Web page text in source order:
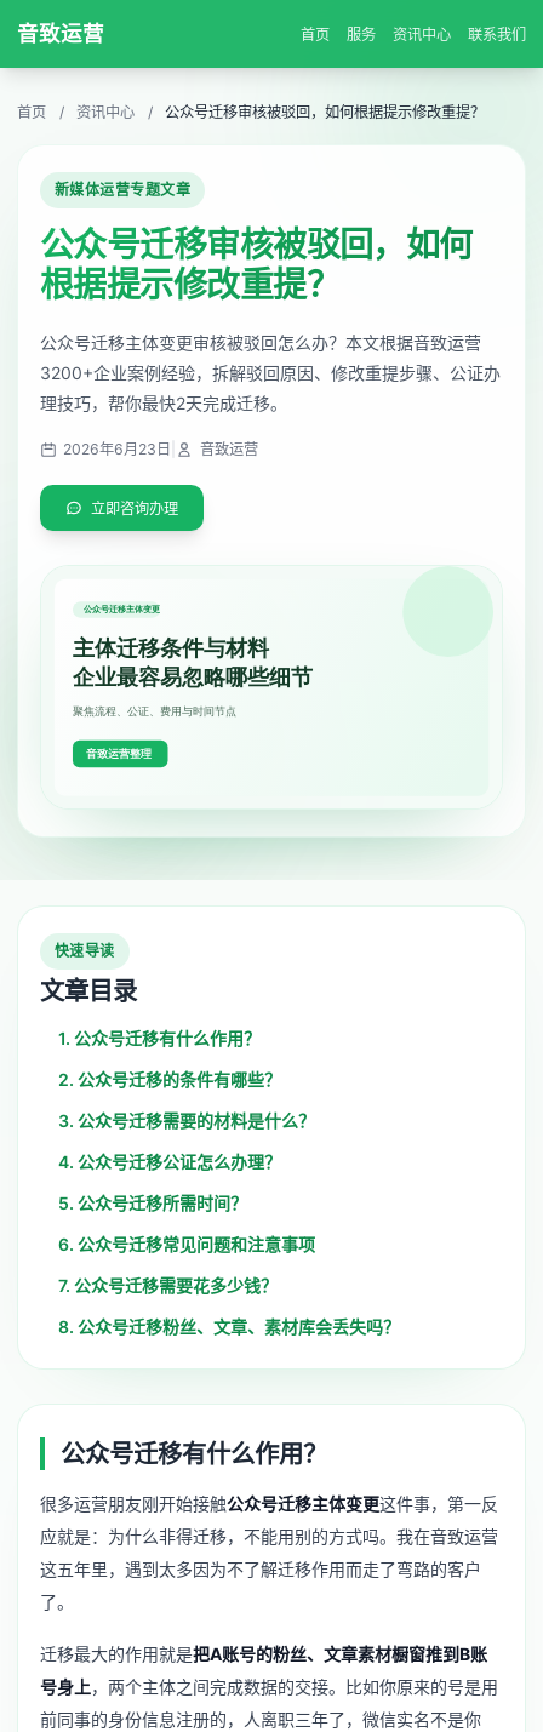
音致运营 首页 服务 资讯中心 联系我们
首页 / 资讯中心 / 公众号迁移审核被驳回，如何根据提示修改重提？
新媒体运营专题文章
公众号迁移审核被驳回，如何
根据提示修改重提？
公众号迁移主体变更审核被驳回怎么办？本文根据音致运营
3200+企业案例经验，拆解驳回原因、修改重提步骤、公证办
理技巧，帮你最快2天完成迁移。
2026年6月23日 音致运营
立即咨询办理
快速导读
文章目录
1. 公众号迁移有什么作用？
2. 公众号迁移的条件有哪些？
3. 公众号迁移需要的材料是什么？
4. 公众号迁移公证怎么办理？
5. 公众号迁移所需时间？
6. 公众号迁移常见问题和注意事项
7. 公众号迁移需要花多少钱？
8. 公众号迁移粉丝、文章、素材库会丢失吗？
公众号迁移有什么作用？
很多运营朋友刚开始接触公众号迁移主体变更这件事，第一反
应就是：为什么非得迁移，不能用别的方式吗。我在音致运营
这五年里，遇到太多因为不了解迁移作用而走了弯路的客户
了。
迁移最大的作用就是把A账号的粉丝、文章素材橱窗推到B账
号身上，两个主体之间完成数据的交接。比如你原来的号是用
前同事的身份信息注册的，人离职三年了，微信实名不是你